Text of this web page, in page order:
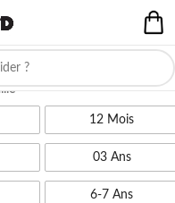
12 Mois
03 Ans
6-7 Ans